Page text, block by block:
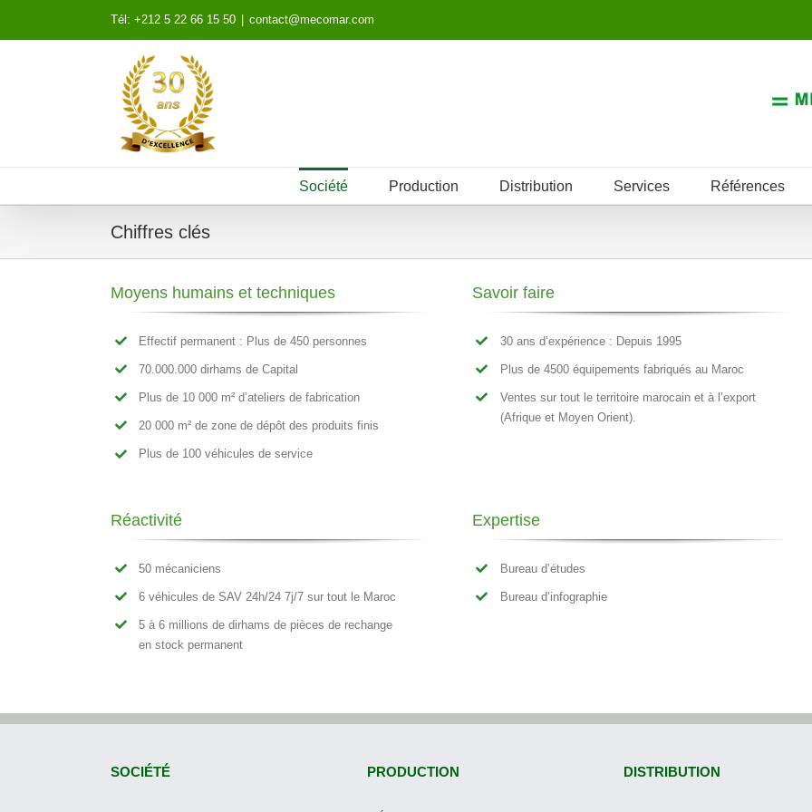
content
Tél: +212 5 22 66 15 50 contact@mecomar.com
Société Production Distribution Services Références
Chiffres clés
Moyens humains et techniques
Effectif permanent : Plus de 450 personnes
70.000.000 dirhams de Capital
Plus de 10 000 m² d’ateliers de fabrication
20 000 m² de zone de dépôt des produits finis
Plus de 100 véhicules de service
Savoir faire
30 ans d’expérience : Depuis 1995
Plus de 4500 équipements fabriqués au Maroc
Ventes sur tout le territoire marocain et à l’export
(Afrique et Moyen Orient).
Réactivité
50 mécaniciens
6 véhicules de SAV 24h/24 7j/7 sur tout le Maroc
5 à 6 millions de dirhams de pièces de rechange
en stock permanent
Expertise
Bureau d’études
Bureau d’infographie
SOCIÉTÉ PRODUCTION DISTRIBUTION